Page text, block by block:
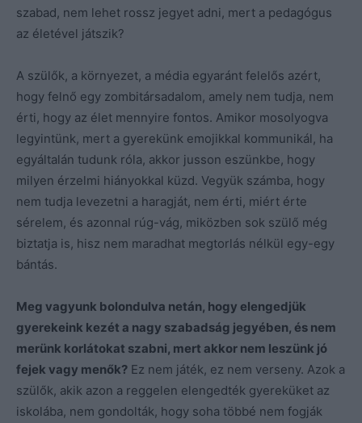
szabad, nem lehet rossz jegyet adni, mert a pedagógus
az életével játszik?
A szülők, a környezet, a média egyaránt felelős azért,
hogy felnő egy zombitársadalom, amely nem tudja, nem
érti, hogy az élet mennyire fontos. Amikor mosolyogva
legyintünk, mert a gyerekünk emojikkal kommunikál, ha
egyáltalán tudunk róla, akkor jusson eszünkbe, hogy
milyen érzelmi hiányokkal küzd. Vegyük számba, hogy
nem tudja levezetni a haragját, nem érti, miért érte
sérelem, és azonnal rúg-vág, miközben sok szülő még
biztatja is, hisz nem maradhat megtorlás nélkül egy-egy
bántás.
Meg vagyunk bolondulva netán, hogy elengedjük
gyerekeink kezét a nagy szabadság jegyében, és nem
merünk korlátokat szabni, mert akkor nem leszünk jó
fejek vagy menők? Ez nem játék, ez nem verseny. Azok a
szülők, akik azon a reggelen elengedték gyereküket az
iskolába, nem gondolták, hogy soha többé nem fogják